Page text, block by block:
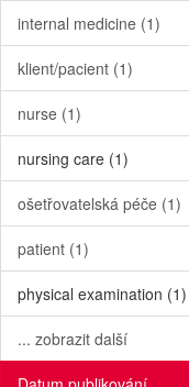
internal medicine (1)
klient/pacient (1)
nurse (1)
nursing care (1)
ošetřovatelská péče (1)
patient (1)
physical examination (1)
... zobrazit další